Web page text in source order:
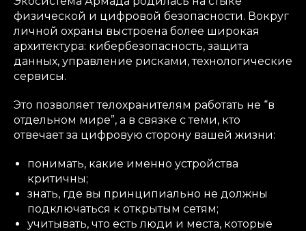
физической и цифровой безопасности. Вокруг
личной охраны выстроена более широкая
архитектура: кибербезопасность, защита
данных, управление рисками, технологические
сервисы.
Это позволяет телохранителям работать не “в
отдельном мире”, а в связке с теми, кто
отвечает за цифровую сторону вашей жизни:
понимать, какие именно устройства
критичны;
знать, где вы принципиально не должны
подключаться к открытым сетям;
учитывать, что есть люди и места, которые